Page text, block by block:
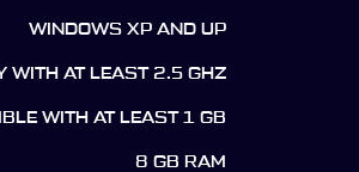
WINDOWS XP AND UP
WITH AT LEAST 2.5 GHZ
WITH AT LEAST 1 GB
8 GB RAM